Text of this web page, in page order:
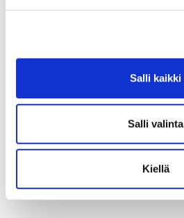
Salli kaikki
Salli valinta
Kiellä